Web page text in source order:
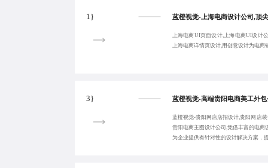
1}
上海电商UI页面设计,上海电商UI设计
上海电商详情页设计,用创意设计为电商
3}
蓝橙视觉-贵阳网店店招设计,贵阳网店
贵阳电商主图设计公司,凭借丰富的电商
为企业提供有针对性的设计解决方案，